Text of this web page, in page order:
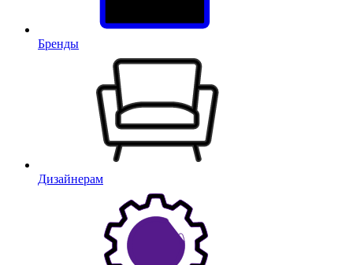
Бренды
Дизайнерам